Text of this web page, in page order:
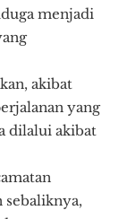
menjadi
akibat
yang
dilalui akibat
sebaliknya,